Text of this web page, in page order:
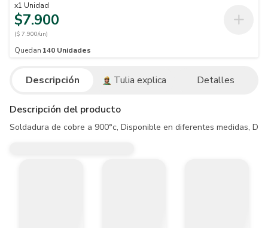
x1 Unidad
$7.900
($ 7.900/un)
Quedan 140 Unidades
Descripción Tulia explica Detalles
Descripción del producto
Soldadura de cobre a 900°c, Disponible en diferentes medidas,